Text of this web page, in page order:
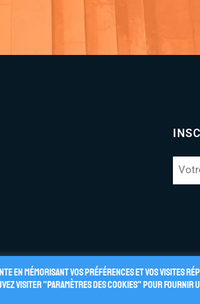
Politique de Confidentialité
mémorisant vos préférences et vos visites
visiter "Paramètres des cookies" pour fournir